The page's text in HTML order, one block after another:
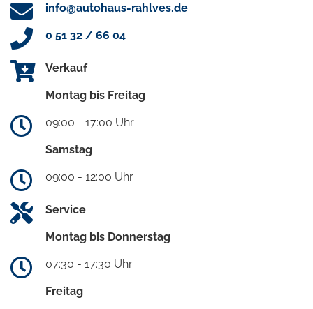
info@autohaus-rahlves.de
0 51 32 / 66 04
Verkauf
Montag bis Freitag
09:00 - 17:00 Uhr
Samstag
09:00 - 12:00 Uhr
Service
Montag bis Donnerstag
07:30 - 17:30 Uhr
Freitag